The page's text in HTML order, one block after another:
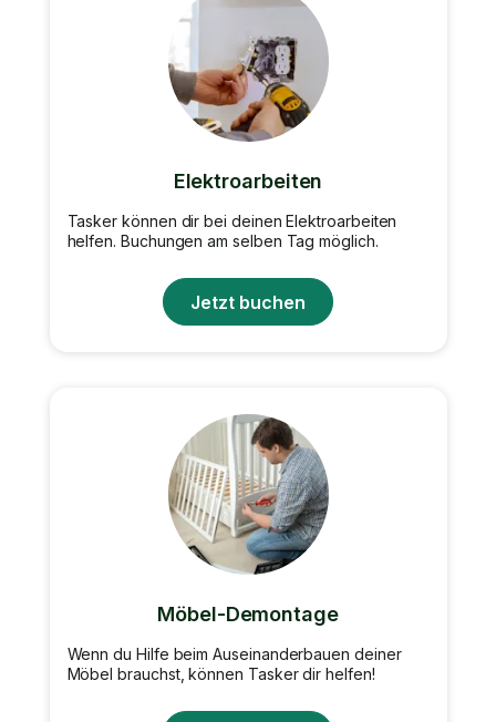
Elektroarbeiten
Tasker können dir bei deinen Elektroarbeiten
helfen. Buchungen am selben Tag möglich.
Jetzt buchen
Möbel-Demontage
Wenn du Hilfe beim Auseinanderbauen deiner
Möbel brauchst, können Tasker dir helfen!